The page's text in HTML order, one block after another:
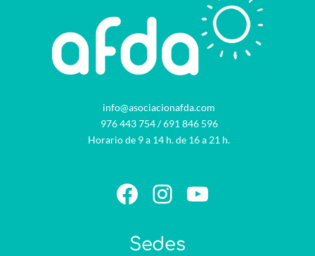
info@asociacionafda.com
976 443 754/691 846 596
Horario de 9 a 14 h. de 16 a 21 h.
Facebook
Instagram
YouTube
Sedes